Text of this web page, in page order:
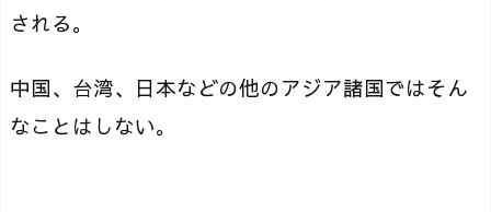
される。
中国、台湾、日本などの他のアジア諸国ではそん
なことはしない。